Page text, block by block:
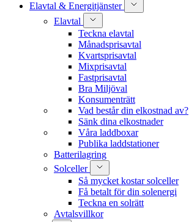
Elavtal & Energitjänster
Elavtal
Teckna elavtal
Månadsprisavtal
Kvartsprisavtal
Mixprisavtal
Fastprisavtal
Bra Miljöval
Konsumenträtt
Vad består din elkostnad av?
Sänk dina elkostnader
Våra laddboxar
Publika laddstationer
Batterilagring
Solceller
Så mycket kostar solceller
Få betalt för din solenergi
Teckna en solrätt
Avtalsvillkor